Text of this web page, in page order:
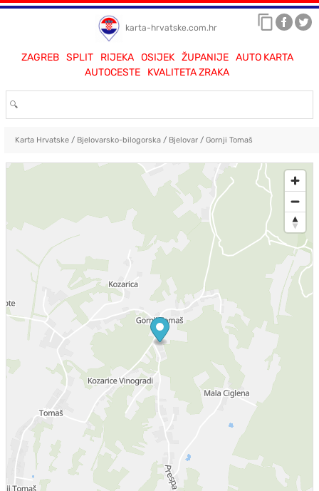
karta-hrvatske.com.hr
ZAGREB SPLIT RIJEKA OSIJEK ŽUPANIJE
AUTO KARTA
AUTOCESTE
KVALITETA ZRAKA
Karta Hrvatske/ Bjelovarsko-bilogorska/ Bjelovar/ Gornji Tomaš